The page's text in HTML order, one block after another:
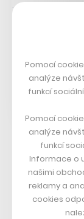
Horská
rekordně
zákoníkem
kolegy z
Pomocí
analýze
funkcí
Pomocí
analýze
funkcí
Informace o
našimi
reklamy a
cookies